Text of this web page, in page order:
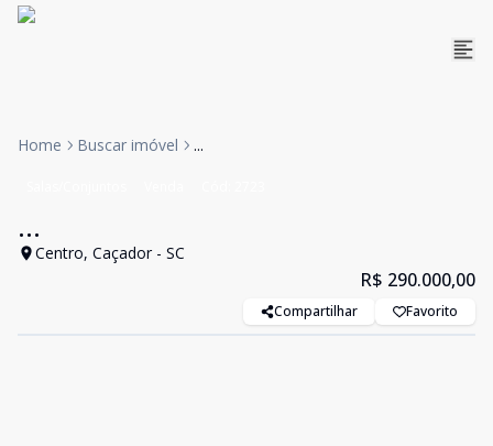
Home Buscar imóvel ...
...
Centro, Caçador - SC
R$ 290.000,00
Compartilhar Favorito